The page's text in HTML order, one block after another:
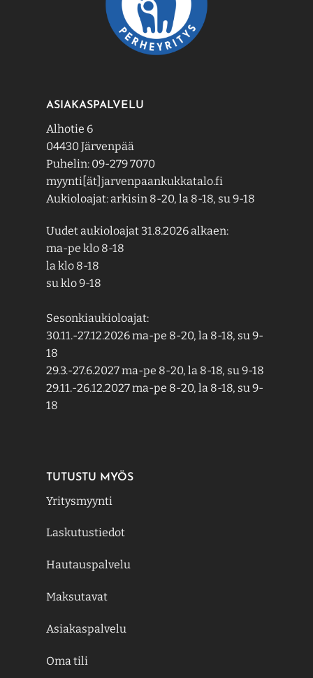
ASIAKASPALVELU
Alhotie 6
04430 Järvenpää
Puhelin: 09-279 7070
myynti[ät]jarvenpaankukkatalo.fi
Aukioloajat: arkisin 8-20, la 8-18, su 9-18
Uudet aukioloajat 31.8.2026 alkaen:
ma-pe klo 8-18
la klo 8-18
su klo 9-18
Sesonkiaukioloajat:
30.11.-27.12.2026 ma-pe 8-20, la 8-18, su 9-
18
29.3.-27.6.2027 ma-pe 8-20, la 8-18, su 9-18
29.11.-26.12.2027 ma-pe 8-20, la 8-18, su 9-
18
TUTUSTU MYÖS
Yritysmyynti
Laskutustiedot
Hautauspalvelu
Maksutavat
Asiakaspalvelu
Oma tili